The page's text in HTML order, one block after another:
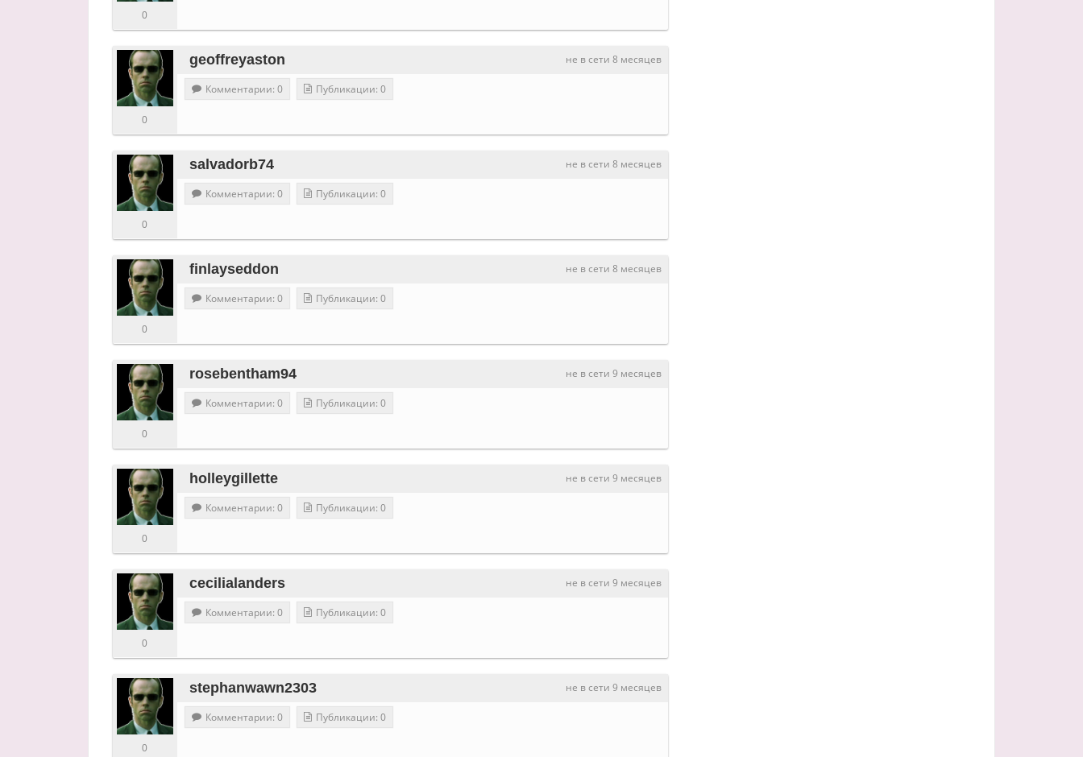
0
не в сети 8 месяцев
geoffreyaston
0
Комментарии: 0 Публикации: 0
не в сети 8 месяцев
salvadorb74
0
Комментарии: 0 Публикации: 0
не в сети 8 месяцев
finlayseddon
0
Комментарии: 0 Публикации: 0
не в сети 9 месяцев
rosebentham94
0
Комментарии: 0 Публикации: 0
не в сети 9 месяцев
holleygillette
0
Комментарии: 0 Публикации: 0
не в сети 9 месяцев
cecilialanders
0
Комментарии: 0 Публикации: 0
не в сети 9 месяцев
stephanwawn2303
0
Комментарии: 0 Публикации: 0